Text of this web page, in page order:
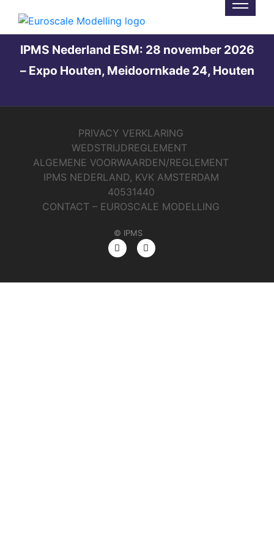
IPMS Nederland ESM: 28 november 2026
– Expo Houten, Meidoornkade 24, Houten
PRIVACY VERKLARING
WEDSTRIJDREGLEMENT
ALGEMENE VOORWAARDEN/REGLEMENT
IPMS NEDERLAND, KVK AMSTERDAM
40531440
CONTACT – EUROSCALE MODELLING
© IPMS